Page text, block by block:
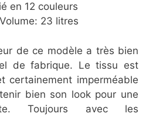
en 12 couleurs
23 litres
de ce modèle a très bien
de fabrique. Le tissu est
certainement imperméable
bien son look pour une
Toujours avec les